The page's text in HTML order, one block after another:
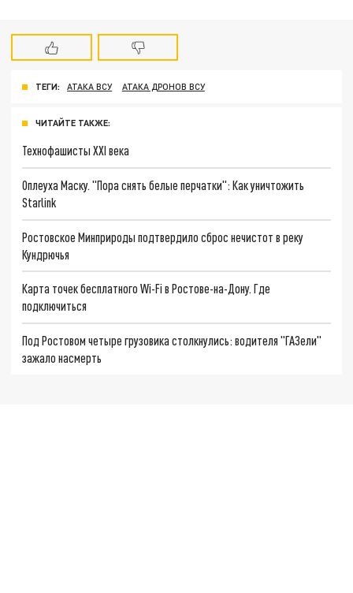
ТЕГИ: АТАКА ВСУ АТАКА ДРОНОВ ВСУ
ЧИТАЙТЕ ТАКЖЕ:
Технофашисты XXI века
Оплеуха Маску. "Пора снять белые перчатки": Как уничтожить
Starlink
Ростовское Минприроды подтвердило сброс нечистот в реку
Кундрючья
Карта точек бесплатного Wi-Fi в Ростове-на-Дону. Где
подключиться
Под Ростовом четыре грузовика столкнулись: водителя "ГАЗели"
зажало насмерть